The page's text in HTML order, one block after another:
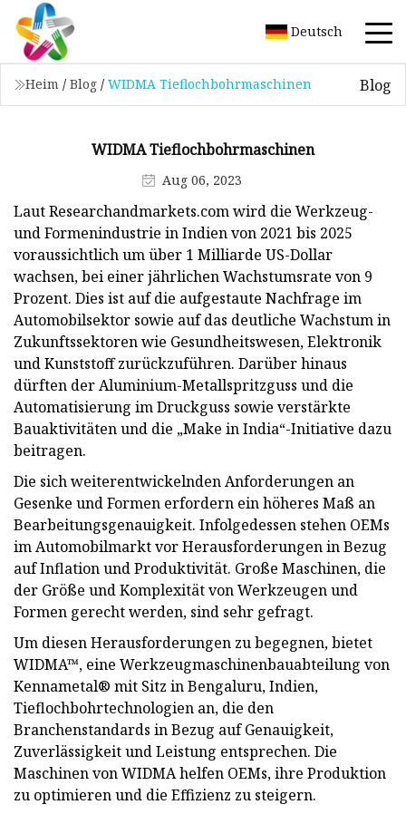
Deutsch
Heim / Blog / WIDMA Tieflochbohrmaschinen Blog
WIDMA Tieflochbohrmaschinen
Aug 06, 2023
Laut Researchandmarkets.com wird die Werkzeug-
und Formenindustrie in Indien von 2021 bis 2025
voraussichtlich um über 1 Milliarde US-Dollar
wachsen, bei einer jährlichen Wachstumsrate von 9
Prozent. Dies ist auf die aufgestaute Nachfrage im
Automobilsektor sowie auf das deutliche Wachstum in
Zukunftssektoren wie Gesundheitswesen, Elektronik
und Kunststoff zurückzuführen. Darüber hinaus
dürften der Aluminium-Metallspritzguss und die
Automatisierung im Druckguss sowie verstärkte
Bauaktivitäten und die „Make in India“-Initiative dazu
beitragen.
Die sich weiterentwickelnden Anforderungen an
Gesenke und Formen erfordern ein höheres Maß an
Bearbeitungsgenauigkeit. Infolgedessen stehen OEMs
im Automobilmarkt vor Herausforderungen in Bezug
auf Inflation und Produktivität. Große Maschinen, die
der Größe und Komplexität von Werkzeugen und
Formen gerecht werden, sind sehr gefragt.
Um diesen Herausforderungen zu begegnen, bietet
WIDMA™, eine Werkzeugmaschinenbauabteilung von
Kennametal® mit Sitz in Bengaluru, Indien,
Tieflochbohrtechnologien an, die den
Branchenstandards in Bezug auf Genauigkeit,
Zuverlässigkeit und Leistung entsprechen. Die
Maschinen von WIDMA helfen OEMs, ihre Produktion
zu optimieren und die Effizienz zu steigern.